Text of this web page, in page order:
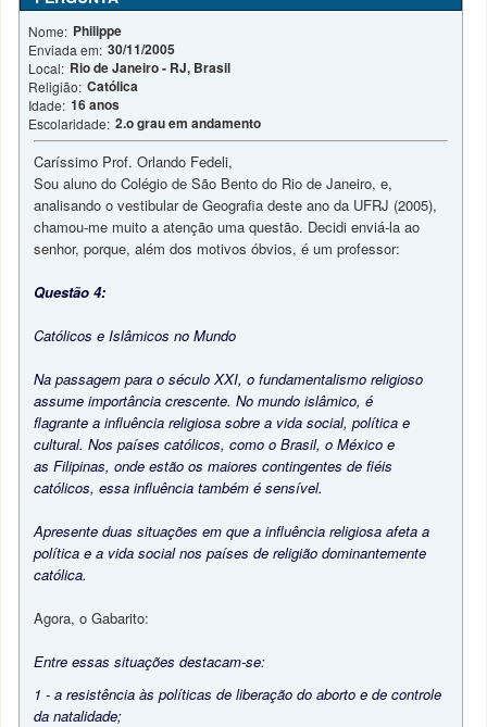
Nome: Philippe
Enviada em: 30/11/2005
Local: Rio de Janeiro - RJ, Brasil
Religião: Católica
Idade: 16 anos
Escolaridade: 2.o grau em andamento
Caríssimo Prof. Orlando Fedeli,
Sou aluno do Colégio de São Bento do Rio de Janeiro, e,
analisando o vestibular de Geografia deste ano da UFRJ (2005),
chamou-me muito a atenção uma questão. Decidi enviá-la ao
senhor, porque, além dos motivos óbvios, é um professor:
Questão 4:
Católicos e Islâmicos no Mundo
Na passagem para o século XXI, o fundamentalismo religioso
assume importância crescente. No mundo islâmico, é
flagrante a influência religiosa sobre a vida social, política e
cultural. Nos países católicos, como o Brasil, o México e
as Filipinas, onde estão os maiores contingentes de fiéis
católicos, essa influência também é sensível.
Apresente duas situações em que a influência religiosa afeta a
política e a vida social nos países de religião dominantemente
católica.
Agora, o Gabarito:
Entre essas situações destacam-se:
1 - a resistência às políticas de liberação do aborto e de controle
da natalidade;